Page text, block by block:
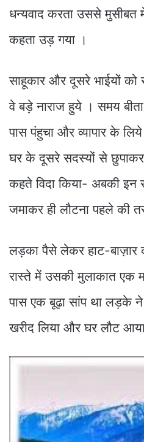
धन्यवाद करता उससे मुसीबत
कहता उड़ गया ।
साहूकार और दूसरे भाईयों को
वे बड़े नाराज हुये । समय
पास पंहुचा और व्यापार के
घर के दूसरे सदस्यों से
कहते विदा किया- अबकी
जमाकर ही लौटना पहले की
लड़का पैसे लेकर हाट-बाज़ार
रास्ते में उसकी मुलाकात एक
पास एक बूढ़ा सांप था लड़के
खरीद लिया और घर लौट